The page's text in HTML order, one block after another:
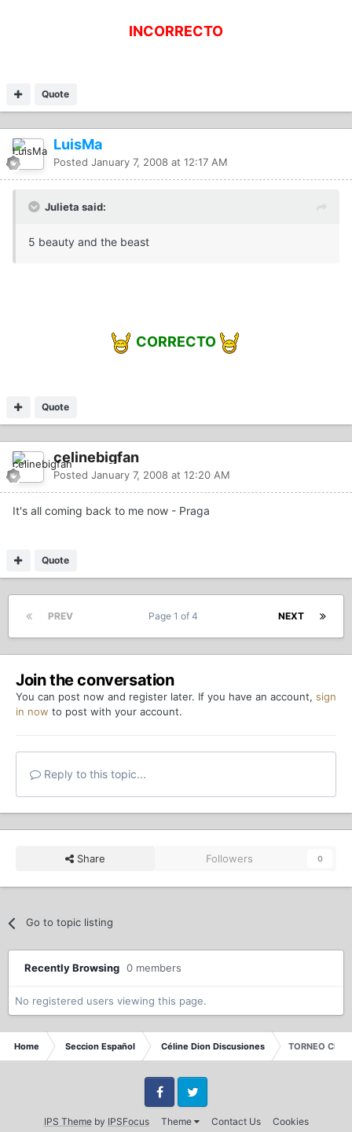
INCORRECTO
Quote
LuisMa
Posted January 7, 2008 at 12:17 AM
Julieta said:
5 beauty and the beast
CORRECTO
Quote
celinebigfan
Posted January 7, 2008 at 12:20 AM
It's all coming back to me now - Praga
Quote
PREV NEXT
Page 1 of 4
Join the conversation
You can post now and register later. If you have an account, sign
in now to post with your account.
Reply to this topic...
Share Followers 0
Go to topic listing
Recently Browsing 0 members
No registered users viewing this page.
Home Seccion Español Céline Dion Discusiones TORNEO
IPS Themeby IPSFocus Theme Contact Us Cookies
FacebookTwitter